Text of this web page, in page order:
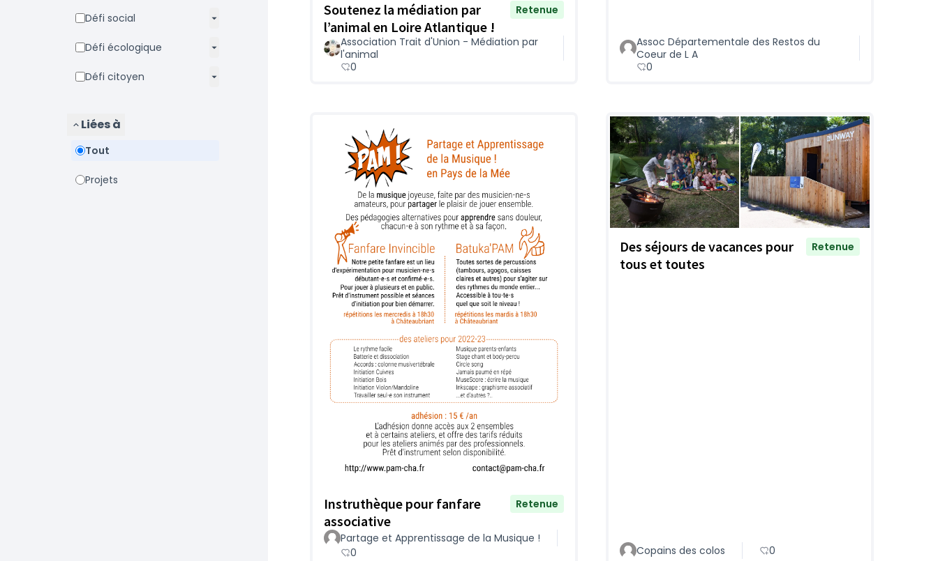
Défi social
Défi écologique
Défi citoyen
Liées à
Tout
Projets
Soutenez la médiation par
l’animal en Loire Atlantique !
Retenue
Association Trait d'Union - Médiation par
l'animal
0
Assoc Départementale des Restos du
Coeur de L A
0
Instruthèque pour fanfare
associative
Retenue
Partage et Apprentissage de la Musique !
0
Des séjours de vacances pour
tous et toutes
Retenue
Copains des colos 0